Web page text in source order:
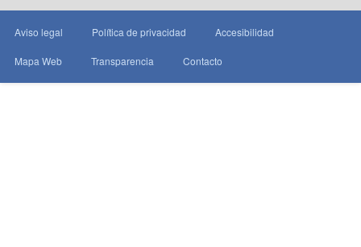
Aviso legal Política de privacidad Accesibilidad
Mapa Web Transparencia Contacto